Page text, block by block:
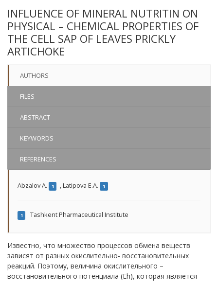
INFLUENCE OF MINERAL NUTRITIN ON
PHYSICAL – CHEMICAL PROPERTIES OF
THE CELL SAP OF LEAVES PRICKLY
ARTICHOKE
AUTHORS
FILES
ABSTRACT
KEYWORDS
REFERENCES
Abzalov A. 1 ,Latipova E.A. 1
1 Tashkent Pharmaceutical Institute
Известно, что множество процессов обмена веществ
зависят от разных окислительно- восстановительных
реакций. Поэтому, величина окислительного –
восстановительного потенциала (Еh), которая является